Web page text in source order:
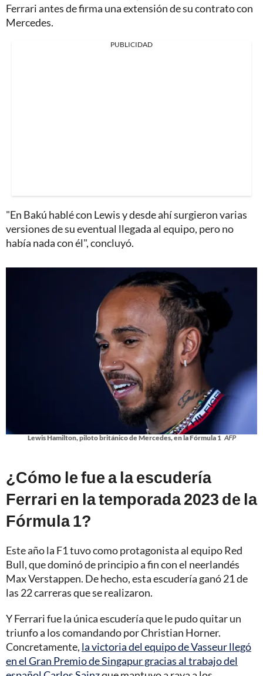
Ferrari antes de firma una extensión de su contrato con
Mercedes.
PUBLICIDAD
"En Bakú hablé con Lewis y desde ahí surgieron varias
versiones de su eventual llegada al equipo, pero no
había nada con él", concluyó.
Lewis Hamilton, piloto británico de Mercedes, en la Fórmula 1 AFP
¿Cómo le fue a la escudería
Ferrari en la temporada 2023 de la
Fórmula 1?
Este año la F1 tuvo como protagonista al equipo Red
Bull, que dominó de principio a fin con el neerlandés
Max Verstappen. De hecho, esta escudería ganó 21 de
las 22 carreras que se realizaron.
Y Ferrari fue la única escudería que le pudo quitar un
triunfo a los comandando por Christian Horner.
Concretamente, la victoria del equipo de Vasseur llegó
en el Gran Premio de Singapur gracias al trabajo del